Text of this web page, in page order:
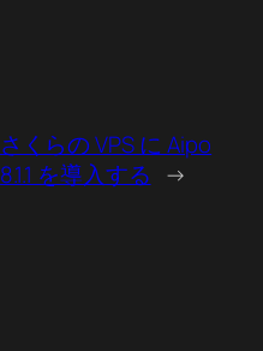
さくらの VPS に Aipo
8.1.1 を導入する →